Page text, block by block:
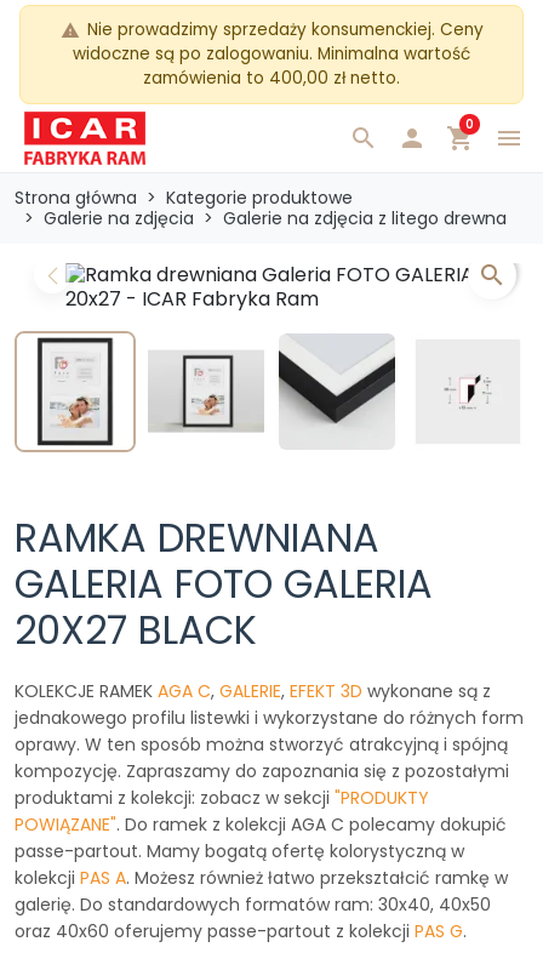
warning Nie prowadzimy sprzedaży konsumenckiej. Ceny
widoczne są po zalogowaniu. Minimalna wartość
zamówienia to 400,00 zł netto.
menu
search  shopping_cart
0
Strona główna
Kategorie produktowe
Galerie na zdjęcia
Galerie na zdjęcia z litego drewna
Previous Next
search
RAMKA DREWNIANA
GALERIA FOTO GALERIA
20X27 BLACK
KOLEKCJE RAMEK AGA C, GALERIE, EFEKT 3D wykonane są z
jednakowego profilu listewki i wykorzystane do różnych form
oprawy. W ten sposób można stworzyć atrakcyjną i spójną
kompozycję. Zapraszamy do zapoznania się z pozostałymi
produktami z kolekcji: zobacz w sekcji "PRODUKTY
POWIĄZANE". Do ramek z kolekcji AGA C polecamy dokupić
passe-partout. Mamy bogatą ofertę kolorystyczną w
kolekcji PAS A. Możesz również łatwo przekształcić ramkę w
galerię. Do standardowych formatów ram: 30x40, 40x50
oraz 40x60 oferujemy passe-partout z kolekcji PAS G.